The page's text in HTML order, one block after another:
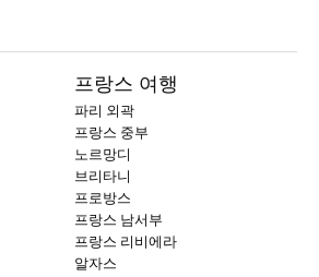
프랑스 여행
파리 외곽
프랑스 중부
노르망디
브리타니
프로방스
프랑스 남서부
프랑스 리비에라
알자스